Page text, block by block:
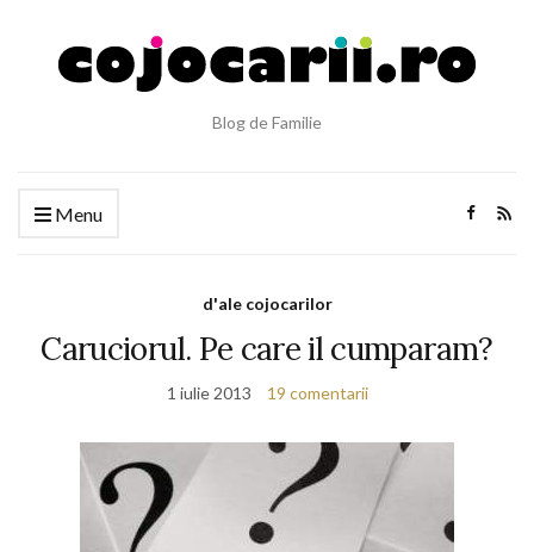
Blog de Familie
Menu
d'ale cojocarilor
Caruciorul. Pe care il cumparam?
1 iulie 2013 19 comentarii